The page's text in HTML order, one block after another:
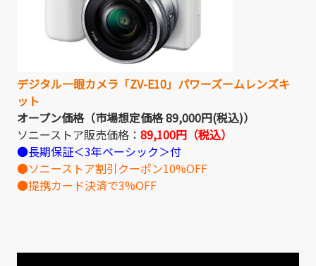
デジタル一眼カメラ「ZV-E10」パワーズームレンズキ
ット
オープン価格（市場想定価格 89,000円(税込)）
ソニーストア販売価格： 89,100円（税込）
●長期保証＜3年ベーシック＞付
●ソニーストア割引クーポン10%OFF
●提携カード決済で3%OFF